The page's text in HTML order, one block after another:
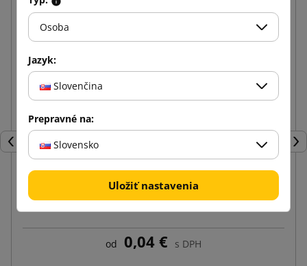
Späť
Kuriérske obálky Kangurki Przylgi C6
od 0,04 € s DPH
Osoba
Jazyk:
Slovenčina
Prepravné na:
Slovensko
Uložiť nastavenia